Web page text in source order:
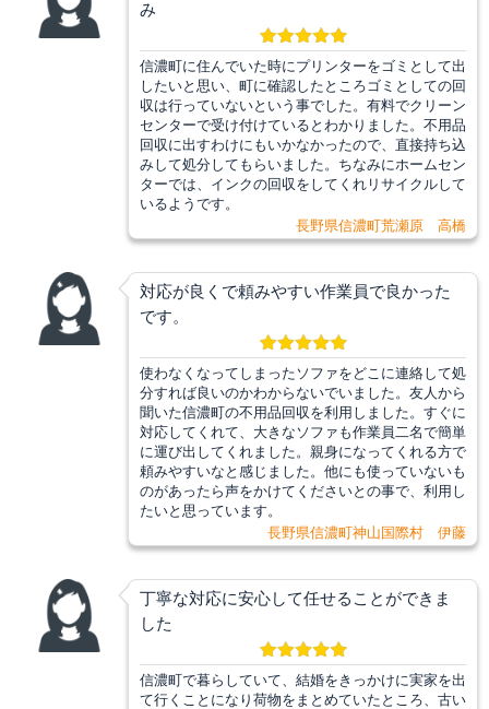
み
信濃町に住んでいた時にプリンターをゴミとして出
したいと思い、町に確認したところゴミとしての回
収は行っていないという事でした。有料でクリーン
センターで受け付けているとわかりました。不用品
回収に出すわけにもいかなかったので、直接持ち込
みして処分してもらいました。ちなみにホームセン
ターでは、インクの回収をしてくれリサイクルして
いるようです。
長野県信濃町荒瀬原 高橋
対応が良くで頼みやすい作業員で良かった
です。
使わなくなってしまったソファをどこに連絡して処
分すれば良いのかわからないでいました。友人から
聞いた信濃町の不用品回収を利用しました。すぐに
対応してくれて、大きなソファも作業員二名で簡単
に運び出してくれました。親身になってくれる方で
頼みやすいなと感じました。他にも使っていないも
のがあったら声をかけてくださいとの事で、利用し
たいと思っています。
長野県信濃町神山国際村 伊藤
丁寧な対応に安心して任せることができま
した
信濃町で暮らしていて、結婚をきっかけに実家を出
て行くことになり荷物をまとめていたところ、古い